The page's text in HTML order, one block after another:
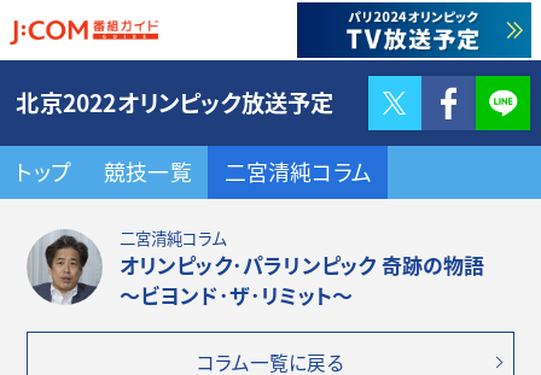
北京2022オリンピック放送予定
トップ 競技一覧 二宮清純コラム
Twitter
二宮清純コラム
オリンピック･パラリンピック 奇跡の物語
～ビヨンド･ザ･リミット～
コラム一覧に戻る